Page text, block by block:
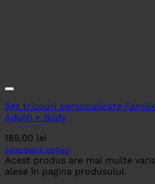
Set tricouri personalizate
Adulti + Body
185.00 lei
Selectează opțiuni
Acest produs are mai multe
alese în pagina produsului.